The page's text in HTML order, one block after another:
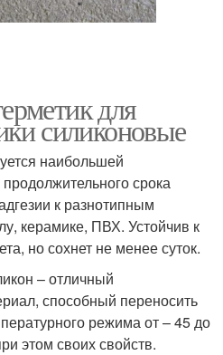
для
силиконовые
наибольшей
срока
к разнотипным
керамике, ПВХ. Устойчив к
но сохнет не менее суток.
– отличный
способный переносить
режима от – 45 до
этом своих свойств.